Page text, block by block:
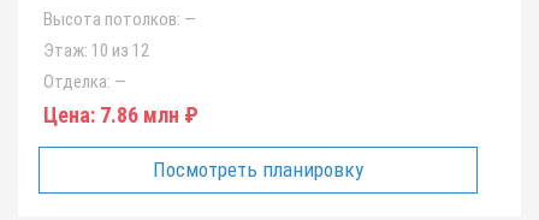
Высота потолков: —
Этаж: 10 из 12
Отделка: —
Цена: 7.86 млн ₽
Посмотреть планировку